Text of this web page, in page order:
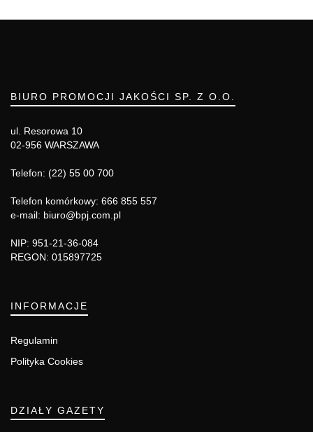
BIURO PROMOCJI JAKOŚCI SP. Z O.O.
ul. Resorowa 10
02-956 WARSZAWA
Telefon: (22) 55 00 700
Telefon komórkowy: 666 855 557
e-mail: biuro@bpj.com.pl
NIP: 951-21-36-084
REGON: 015897725
INFORMACJE
Regulamin
Polityka Cookies
DZIAŁY GAZETY